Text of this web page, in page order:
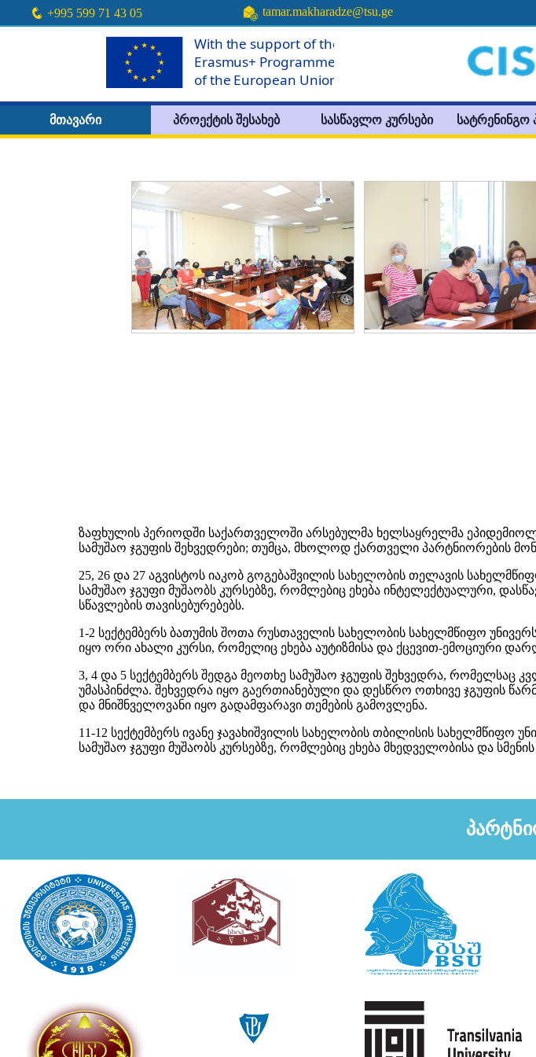
+995 599 71 43 05 tamar.makharadze@tsu.ge
მთავარი პროექტის შესახებ სასწავლო კურსები სატრენინგო
ზაფხულის პერიოდში საქართველოში არსებულმა ხელსაყრელმა
სამუშაო ჯგუფის შეხვედრები; თუმცა, მხოლოდ ქართველი პარტნიორების
25, 26 და 27 აგვისტოს იაკობ გოგებაშვილის სახელობის თელავის
სამუშაო ჯგუფი მუშაობს კურსებზე, რომლებიც ეხება ინტელექტუალური,
სწავლების თავისებურებებს.
1-2 სექტემბერს ბათუმის შოთა რუსთაველის სახელობის სახელმწიფო
იყო ორი ახალი კურსი, რომელიც ეხება აუტიზმისა და ქცევით-ემოციური
3, 4 და 5 სექტემბერს შედგა მეოთხე სამუშაო ჯგუფის შეხვედრა, რომელსაც
უმასპინძლა. შეხვედრა იყო გაერთიანებული და დესწრო ოთხივე ჯგუფის
და მნიშნველოვანი იყო გადამფარავი თემების გამოვლენა.
11-12 სექტემბერს ივანე ჯავახიშვილის სახელობის თბილისის სახელმწიფო
სამუშაო ჯგუფი მუშაობს კურსებზე, რომლებიც ეხება მხედველობისა და